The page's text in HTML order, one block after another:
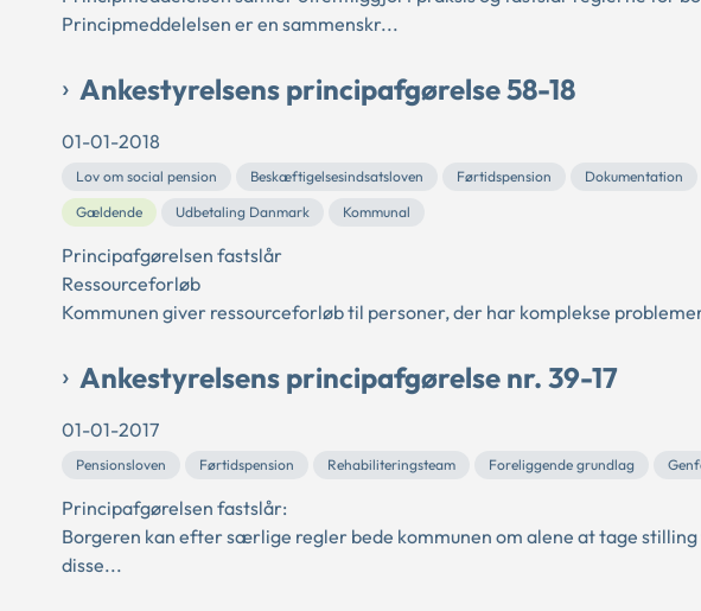
Principmeddelelsen er en sammenskr...
Ankestyrelsens principafgørelse 58-18
01-01-2018
Lov om social pension Beskæftigelsesindsatsloven Førtidspension Dokumentation
Gældende
Udbetaling Danmark Kommunal
Principafgørelsen fastslår
Ressourceforløb
Kommunen giver ressourceforløb til personer, der har komplekse
Ankestyrelsens principafgørelse nr. 39-17
01-01-2017
Pensionsloven Førtidspension Rehabiliteringsteam Foreliggende grundlag
Principafgørelsen fastslår:
Borgeren kan efter særlige regler bede kommunen om alene at tage
disse...